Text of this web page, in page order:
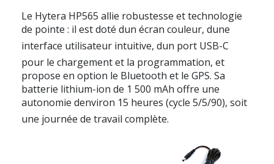
Le Hytera HP565 allie robustesse et technologie
de pointe : il est doté dun écran couleur, dune
interface utilisateur intuitive, dun port USB-C
pour le chargement et la programmation, et
propose en option le Bluetooth et le GPS. Sa
batterie lithium-ion de 1 500 mAh offre une
autonomie denviron 15 heures (cycle 5/5/90), soit
une journée de travail complète.